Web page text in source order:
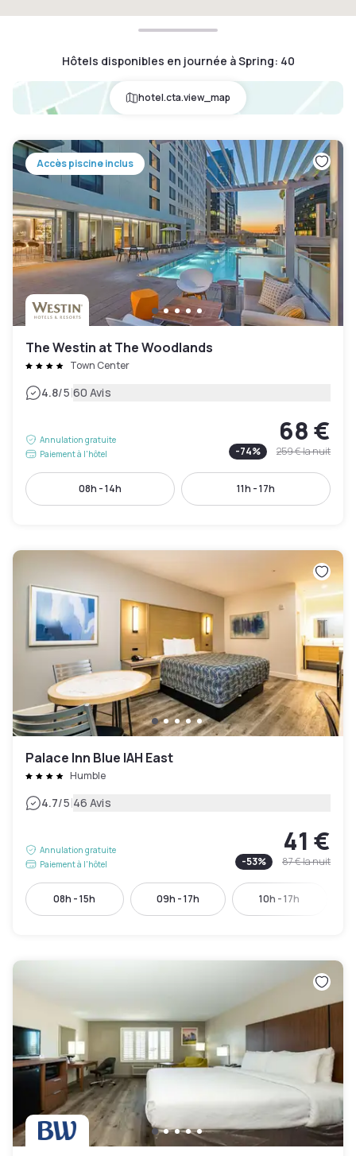
Hôtels disponibles en journée à Spring: 40
hotel.cta.view_map
Accès piscine inclus
The Westin at The Woodlands
Town Center
4.8/5|60 Avis
Annulation gratuite
Paiement à l'hôtel
68 €
-74% 259 €la nuit
08h - 14h 11h - 17h
Palace Inn Blue IAH East
Humble
4.7/5|46 Avis
Annulation gratuite
Paiement à l'hôtel
41 €
-53% 87 €la nuit
08h - 15h 09h - 17h 10h - 17h